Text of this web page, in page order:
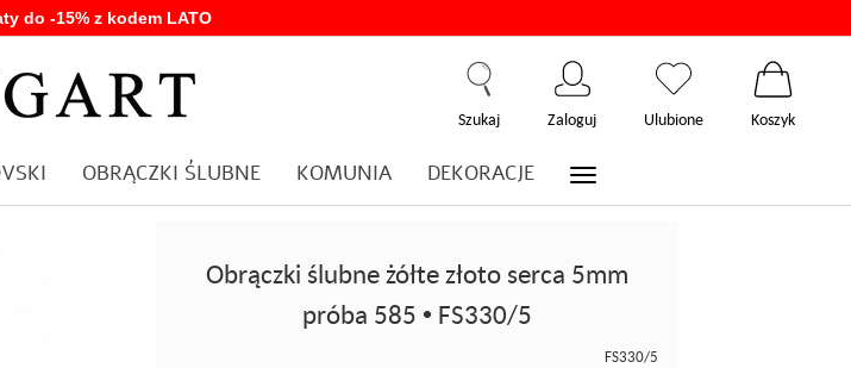
do -15% z kodem LATO
Szukaj Zaloguj Ulubione Koszyk
OBRĄCZKI ŚLUBNE KOMUNIA DEKORACJE
Obrączki ślubne żółte złoto serca 5mm
próba 585 • FS330/5
FS330/5